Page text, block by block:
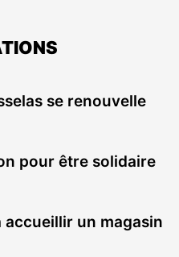
se renouvelle
pour être solidaire
un magasin